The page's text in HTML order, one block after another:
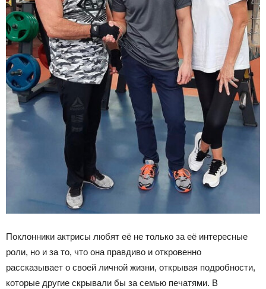
Поклонники актрисы любят её не только за её интересные
роли, но и за то, что она правдиво и откровенно
рассказывает о своей личной жизни, открывая подробности,
которые другие скрывали бы за семью печатями. В